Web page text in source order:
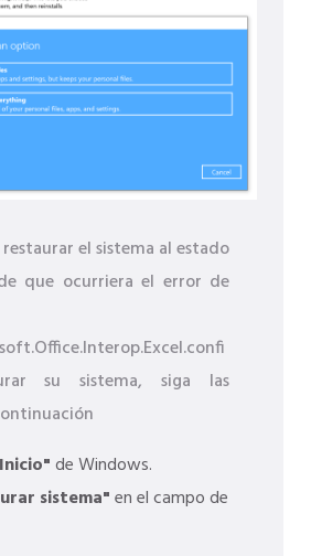
el sistema al estado
que ocurriera el error de
su sistema, siga las
de Windows.
sistema"en el campo de